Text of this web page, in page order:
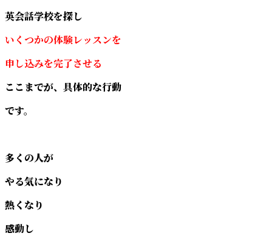
英会話学校を探し
いくつかの体験レッスンを
申し込みを完了させる
ここまでが、具体的な行動
です。
多くの人が
やる気になり
熱くなり
感動し